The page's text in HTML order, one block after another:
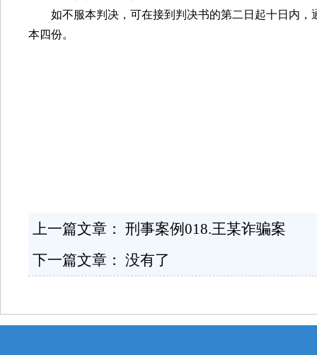
如不服本判决，可在接到判决书的第二日起十日内
本四份。
上一篇文章： 刑事案例018.王某诈骗案
下一篇文章： 没有了